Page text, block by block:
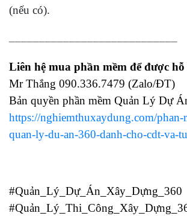
(nếu có).
Liên hệ mua phần mềm để được
Mr Thắng 090.336.7479 (Zalo/ĐT)
Bản quyền phần mềm Quản Lý Dự
https://nghiemthuxaydung.com/
quan-ly-du-an-360-danh-cho-cdt-va-
#Quản_Lý_Dự_Án_Xây_Dựng_360